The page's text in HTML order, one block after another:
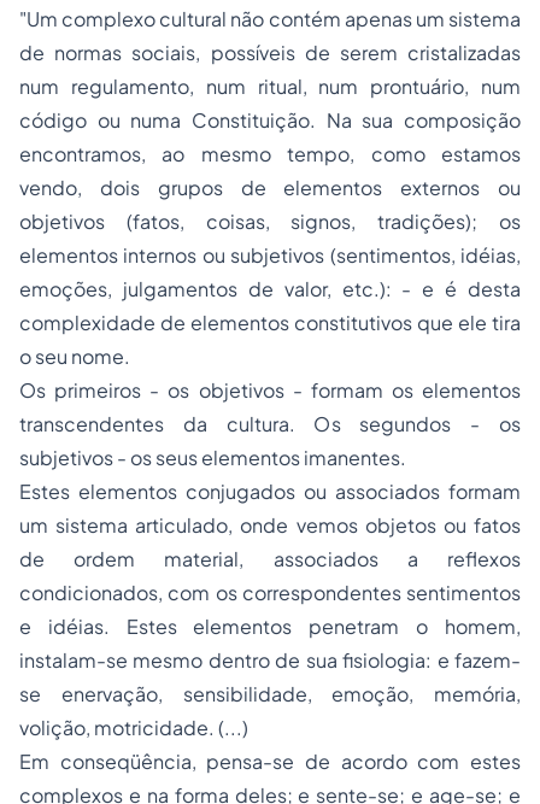
"Um complexo cultural não contém apenas um sistema
de normas sociais, possíveis de serem cristalizadas
num regulamento, num ritual, num prontuário, num
código ou numa Constituição. Na sua composição
encontramos, ao mesmo tempo, como estamos
vendo, dois grupos de elementos externos ou
objetivos (fatos, coisas, signos, tradições); os
elementos internos ou subjetivos (sentimentos, idéias,
emoções, julgamentos de valor, etc.): - e é desta
complexidade de elementos constitutivos que ele tira
o seu nome.
Os primeiros - os objetivos - formam os elementos
transcendentes da cultura. Os segundos - os
subjetivos - os seus elementos imanentes.
Estes elementos conjugados ou associados formam
um sistema articulado, onde vemos objetos ou fatos
de ordem material, associados a reflexos
condicionados, com os correspondentes sentimentos
e idéias. Estes elementos penetram o homem,
instalam-se mesmo dentro de sua fisiologia: e fazem-
se enervação, sensibilidade, emoção, memória,
volição, motricidade. (...)
Em conseqüência, pensa-se de acordo com estes
complexos e na forma deles; e sente-se; e age-se; e